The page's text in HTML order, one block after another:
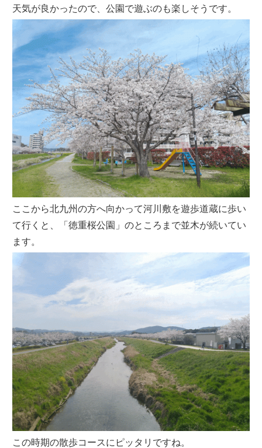
天気が良かったので、公園で遊ぶのも楽しそうです。
ここから北九州の方へ向かって河川敷を遊歩道蔵に歩い
て行くと、「徳重桜公園」のところまで並木が続いてい
ます。
この時期の散歩コースにピッタリですね。